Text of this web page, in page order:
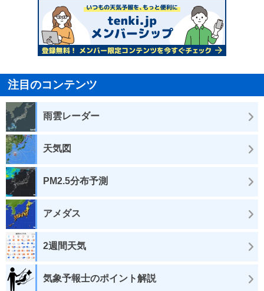
注目のコンテンツ
雨雲レーダー
天気図
PM2.5分布予測
アメダス
2週間天気
気象予報士のポイント解説